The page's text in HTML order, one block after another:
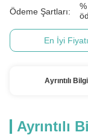
Ödeme Şartları:
En İyi
Ayrıntılı
Ayrıntılı